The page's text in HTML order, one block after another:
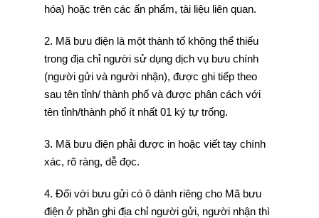
hóa) hoặc trên các ấn phẩm, tài liệu liên quan.
2. Mã bưu điện là một thành tố không thể thiếu
trong địa chỉ người sử dụng dịch vụ bưu chính
(người gửi và người nhận), được ghi tiếp theo
sau tên tỉnh/ thành phố và được phân cách với
tên tỉnh/thành phố ít nhất 01 ký tự trống.
3. Mã bưu điện phải được in hoặc viết tay chính
xác, rõ ràng, dễ đọc.
4. Đối với bưu gửi có ô dành riêng cho Mã bưu
điện ở phần ghi địa chỉ người gửi, người nhận thì